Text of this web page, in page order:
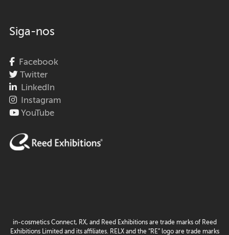
Siga-nos
Facebook
Twitter
LinkedIn
Instagram
YouTube
in-cosmetics Connect, RX, and Reed Exhibitions are trade marks of Reed
Exhibitions Limited and its affiliates. RELX and the “RE” logo are trade marks